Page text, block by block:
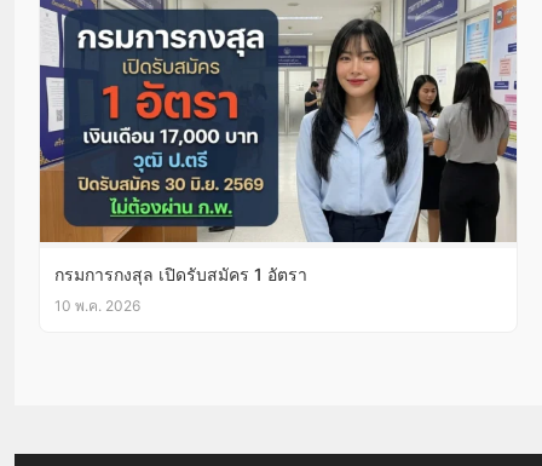
กรมการกงสุล เปิดรับสมัคร 1 อัตรา
10 พ.ค. 2026